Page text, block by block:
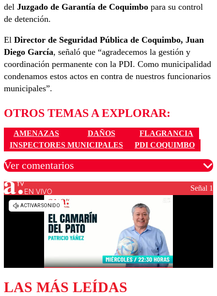
del Juzgado de Garantía de Coquimbo para su control
de detención.
El Director de Seguridad Pública de Coquimbo, Juan
Diego García, señaló que “agradecemos la gestión y
coordinación permanente con la PDI. Como municipalidad
condenamos estos actos en contra de nuestros funcionarios
municipales”.
OTROS TEMAS A EXPLORAR:
AMENAZAS DAÑOS
FLAGRANCIA
INSPECTORES MUNICIPALES
PDI COQUIMBO
Ver comentarios
Los comentarios son moderados para garantizar un
diálogo respetuoso.
EN VIVO Señal 1
LAS MÁS LEÍDAS